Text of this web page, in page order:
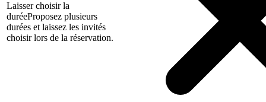
Laisser choisir la
duréeProposez plusieurs
durées et laissez les invités
choisir lors de la réservation.